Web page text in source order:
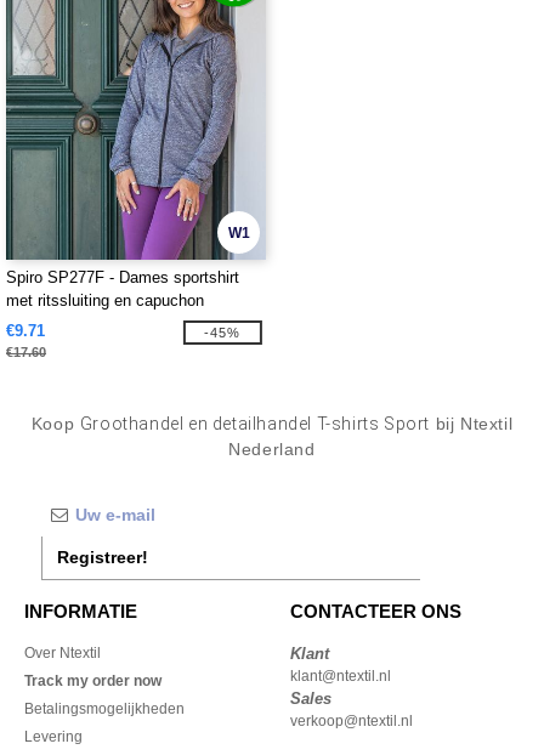
W1
Spiro SP277F - Dames sportshirt
met ritssluiting en capuchon
€9.71
€17.60
-45%
Koop Groothandel en detailhandel T-shirts Sport bij Ntextil
Nederland
Registreer!
INFORMATIE
Over Ntextil
Track my order now
Betalingsmogelijkheden
Levering
CONTACTEER ONS
Klant
klant@ntextil.nl
Sales
verkoop@ntextil.nl